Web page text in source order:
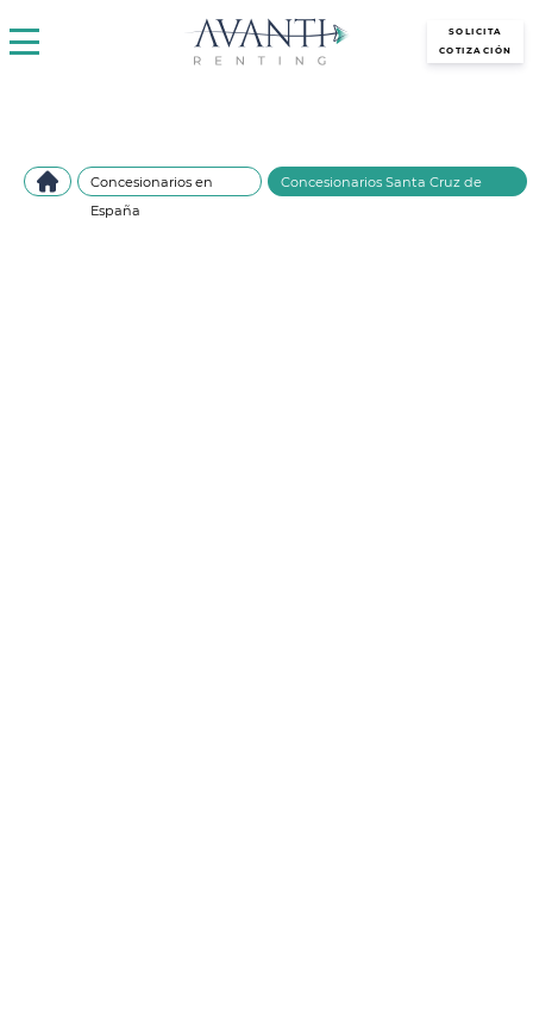
SOLICITA
COTIZACIÓN
Concesionarios en
España
Concesionarios Santa Cruz de